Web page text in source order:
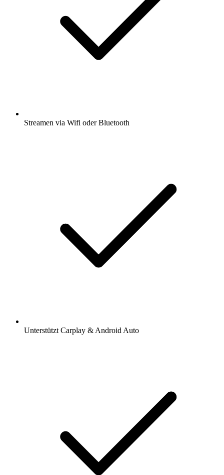
Streamen via Wifi oder Bluetooth
Unterstützt Carplay & Android Auto